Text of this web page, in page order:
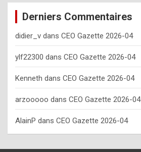
e
y
o
u
s
h
o
Derniers Commentaires
didier_v dans CEO Gazette 2026-04
ylf22300 dans CEO Gazette 2026-04
Kenneth dans CEO Gazette 2026-04
arzooooo dans CEO Gazette 2026-04
AlainP dans CEO Gazette 2026-04